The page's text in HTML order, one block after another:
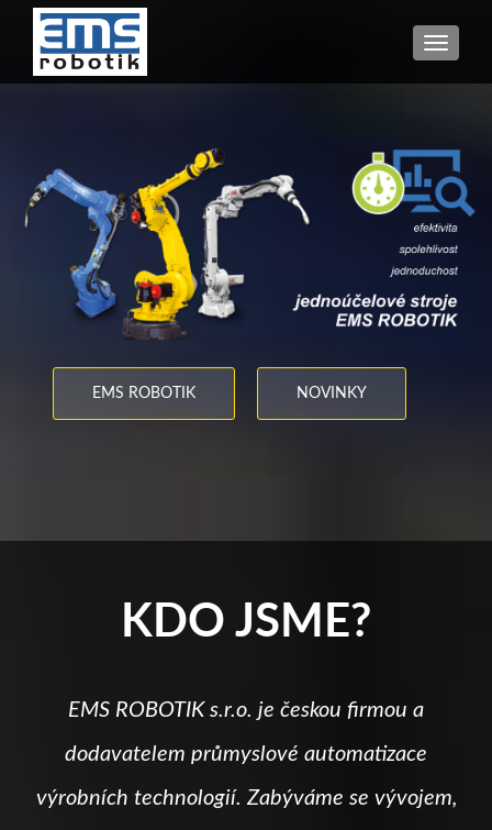
EMS ROBOTIK NOVINKY
KDO JSME?
EMS ROBOTIK s.r.o. je českou firmou a
dodavatelem průmyslové automatizace
výrobních technologií. Zabýváme se vývojem,